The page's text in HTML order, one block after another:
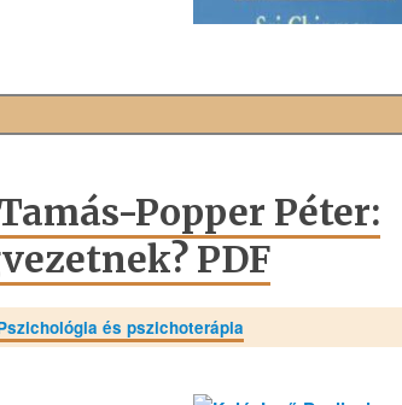
Popper Péter:
PDF
és pszichoterápia